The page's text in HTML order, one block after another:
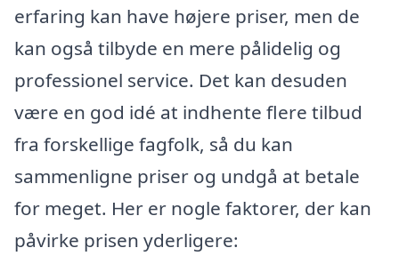
erfaring kan have højere priser, men de
kan også tilbyde en mere pålidelig og
professionel service. Det kan desuden
være en god idé at indhente flere tilbud
fra forskellige fagfolk, så du kan
sammenligne priser og undgå at betale
for meget. Her er nogle faktorer, der kan
påvirke prisen yderligere: